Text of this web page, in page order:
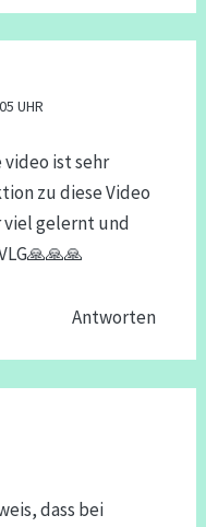
UHR
ist sehr
zu diese Video
viel gelernt und
Antworten
dass bei